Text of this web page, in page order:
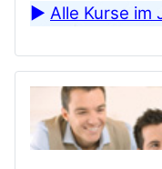
► Alle Kurse im